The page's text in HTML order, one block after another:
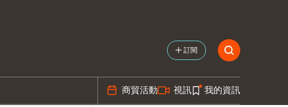
訂閱
商貿活動 視訊 我的資訊